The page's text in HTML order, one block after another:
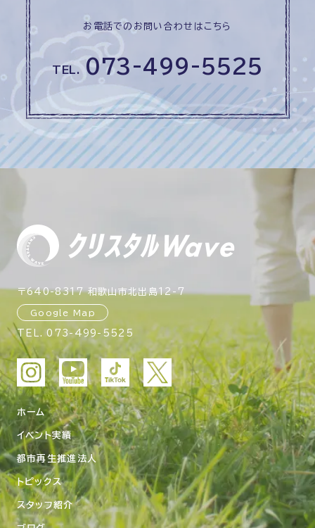
お電話でのお問い合わせはこちら
TEL. 073-499-5525
〒640-8317 和歌山市北出島12-7
Google Map
TEL.073-499-5525
ホーム
イベント実績
都市再生推進法人
トピックス
スタッフ紹介